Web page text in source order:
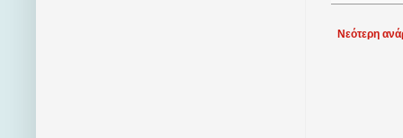
Νεότερη